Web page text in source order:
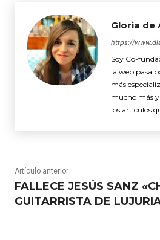
Gloria de
https://
Soy Co-
la web pasa
más
mucho más y
los artículos
Artículo anterior
FALLECE JESÚS SANZ
GUITARRISTA DE